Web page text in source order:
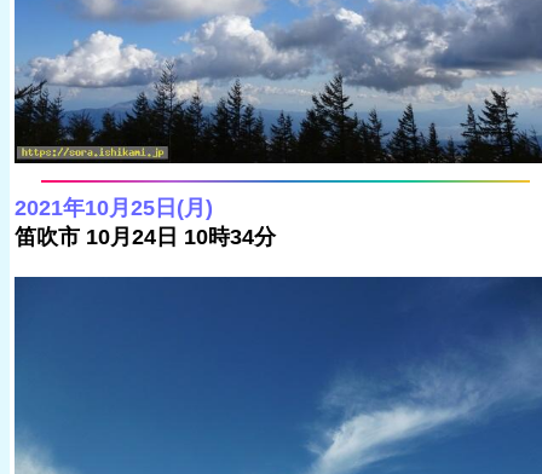
2021年10月25日(月)
笛吹市 10月24日 10時34分